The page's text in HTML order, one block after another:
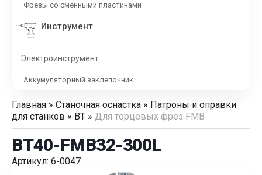
Фрезы со сменными пластинами
Инструмент
Электроинструмент
Аккумуляторный заклепочник
Главная » Станочная оснастка » Патроны и оправки
для станков » BT » Для торцевых фрез FMB
BT40-FMB32-300L
Артикул: 6-0047